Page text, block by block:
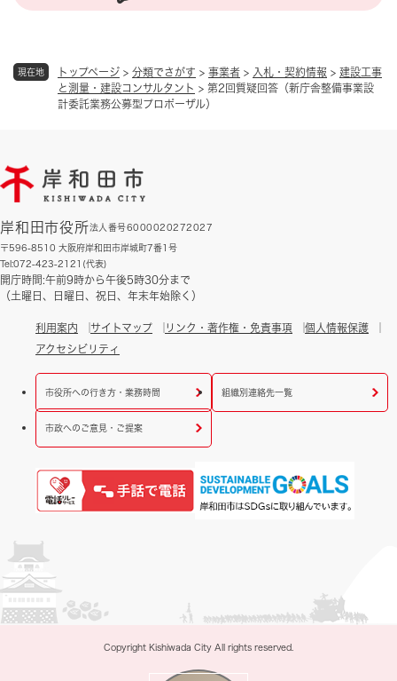
現在地 トップページ > 分類でさがす > 事業者 > 入札・契約情報 > 建設工事
と測量・建設コンサルタント > 第2回質疑回答（新庁舎整備事業設
計委託業務公募型プロポーザル）
岸和田市役所法人番号6000020272027
〒596-8510 大阪府岸和田市岸城町7番1号
Tel:072-423-2121(代表)
開庁時間:午前9時から午後5時30分まで
（土曜日、日曜日、祝日、年末年始除く）
利用案内 サイトマップ リンク・著作権・免責事項
個人情報保護
アクセシビリティ
市役所への行き方・業務時間 組織別連絡先一覧
市政へのご意見・ご提案
Copyright Kishiwada City All rights reserved.